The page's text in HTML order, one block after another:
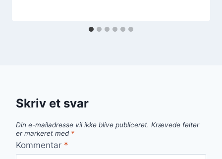
Skriv et svar
Din e-mailadresse vil ikke blive publiceret. Krævede felter
er markeret med *
Kommentar *